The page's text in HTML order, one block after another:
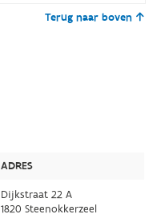
Terug naar boven
ADRES
Dijkstraat 22 A
1820 Steenokkerzeel